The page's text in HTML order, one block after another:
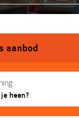
aanbod